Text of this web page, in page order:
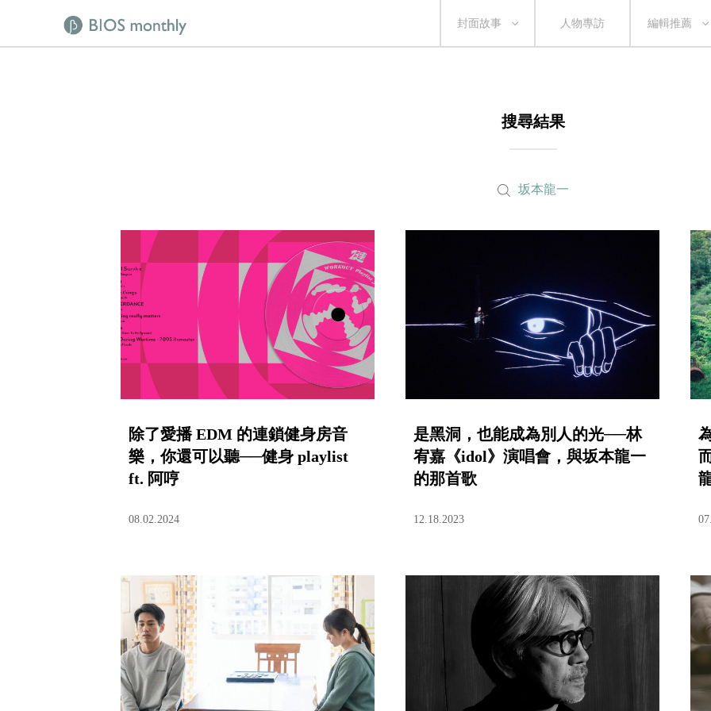
封面故事 人物專訪 編輯推薦
搜尋結果
坂本龍一
除了愛播 EDM 的連鎖健身房音
樂，你還可以聽──健身 playlist
ft. 阿哼
08.02.2024
是黑洞，也能成為別人的光──林
宥嘉《idol》演唱會，與坂本龍一
的那首歌
12.18.2023